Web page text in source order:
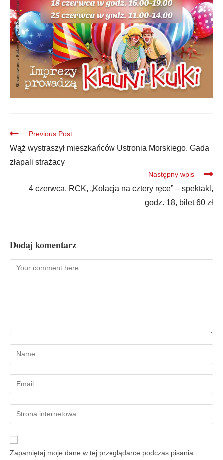
Previous Post
Wąż wystraszył mieszkańców Ustronia Morskiego. Gada
złapali strażacy
Następny wpis
4 czerwca, RCK, „Kolacja na cztery ręce” – spektakl,
godz. 18, bilet 60 zł
Dodaj komentarz
Zapamiętaj moje dane w tej przeglądarce podczas pisania